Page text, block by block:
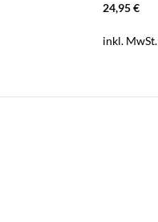
24,95€
inkl. MwSt.